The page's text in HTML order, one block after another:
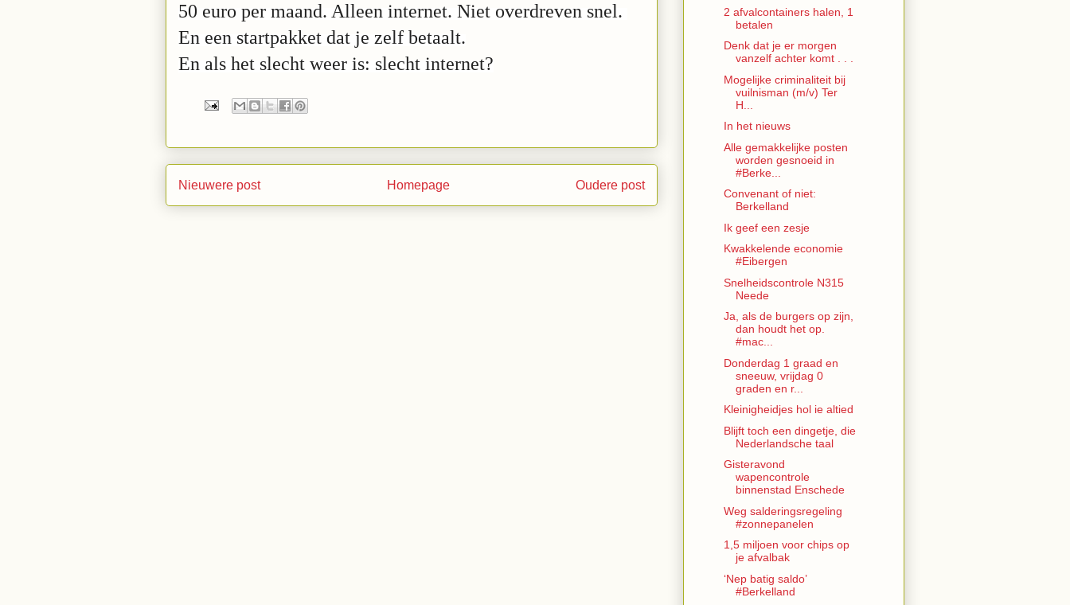
50 euro per maand. Alleen internet. Niet overdreven snel.
En een startpakket dat je zelf betaalt.
En als het slecht weer is: slecht internet?
Nieuwere post Oudere post
Homepage
2 afvalcontainers halen, 1
betalen
Denk dat je er morgen
vanzelf achter komt . . .
Mogelijke criminaliteit bij
vuilnisman (m/v) Ter
H...
In het nieuws
Alle gemakkelijke posten
worden gesnoeid in
#Berke...
Convenant of niet:
Berkelland
Ik geef een zesje
Kwakkelende economie
#Eibergen
Snelheidscontrole N315
Neede
Ja, als de burgers op zijn,
dan houdt het op.
#mac...
Donderdag 1 graad en
sneeuw, vrijdag 0
graden en r...
Kleinigheidjes hol ie altied
Blijft toch een dingetje, die
Nederlandsche taal
Gisteravond
wapencontrole
binnenstad Enschede
Weg salderingsregeling
#zonnepanelen
1,5 miljoen voor chips op
je afvalbak
‘Nep batig saldo’
#Berkelland